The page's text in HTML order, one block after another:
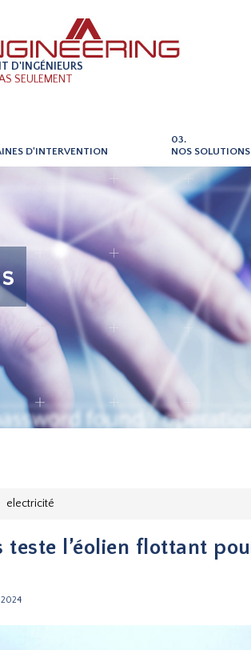
D'INGÉNIEURS
SEULEMENT
D'INTERVENTION
03.
NOS SOLUTIONS
electricité
teste l’éolien flottant